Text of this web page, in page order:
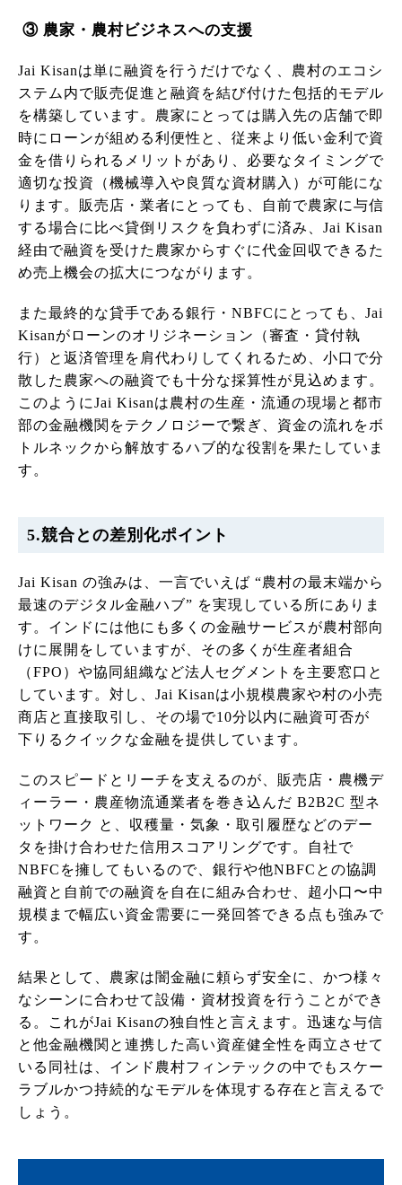
③ 農家・農村ビジネスへの支援
Jai Kisanは単に融資を行うだけでなく、農村のエコシ
ステム内で販売促進と融資を結び付けた包括的モデル
を構築しています。農家にとっては購入先の店舗で即
時にローンが組める利便性と、従来より低い金利で資
金を借りられるメリットがあり、必要なタイミングで
適切な投資（機械導入や良質な資材購入）が可能にな
ります。販売店・業者にとっても、自前で農家に与信
する場合に比べ貸倒リスクを負わずに済み、Jai Kisan
経由で融資を受けた農家からすぐに代金回収できるた
め売上機会の拡大につながります。
また最終的な貸手である銀行・NBFCにとっても、Jai
Kisanがローンのオリジネーション（審査・貸付執
行）と返済管理を肩代わりしてくれるため、小口で分
散した農家への融資でも十分な採算性が見込めます。
このようにJai Kisanは農村の生産・流通の現場と都市
部の金融機関をテクノロジーで繋ぎ、資金の流れをボ
トルネックから解放するハブ的な役割を果たしていま
す。
5.競合との差別化ポイント
Jai Kisan の強みは、一言でいえば “農村の最末端から
最速のデジタル金融ハブ” を実現している所にありま
す。インドには他にも多くの金融サービスが農村部向
けに展開をしていますが、その多くが生産者組合
（FPO）や協同組織など法人セグメントを主要窓口と
しています。対し、Jai Kisanは小規模農家や村の小売
商店と直接取引し、その場で10分以内に融資可否が
下りるクイックな金融を提供しています。
このスピードとリーチを支えるのが、販売店・農機デ
ィーラー・農産物流通業者を巻き込んだ B2B2C 型ネ
ットワーク と、収穫量・気象・取引履歴などのデー
タを掛け合わせた信用スコアリングです。自社で
NBFCを擁してもいるので、銀行や他NBFCとの協調
融資と自前での融資を自在に組み合わせ、超小口〜中
規模まで幅広い資金需要に一発回答できる点も強みで
す。
結果として、農家は闇金融に頼らず安全に、かつ様々
なシーンに合わせて設備・資材投資を行うことができ
る。これがJai Kisanの独自性と言えます。迅速な与信
と他金融機関と連携した高い資産健全性を両立させて
いる同社は、インド農村フィンテックの中でもスケー
ラブルかつ持続的なモデルを体現する存在と言えるで
しょう。